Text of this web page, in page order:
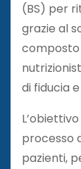
(BS) per
grazie al
composto
di fiducia
processo
pazienti,